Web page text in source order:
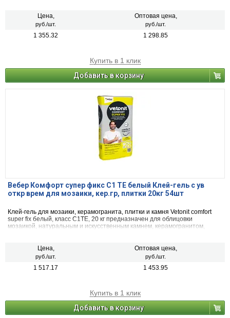
Цена,
руб./шт.
Оптовая цена,
руб./шт.
1 355.32 1 298.85
Купить в 1 клик
Добавить в корзину
Вебер Комфорт супер фикс С1 ТЕ белый Клей-гель с ув
откр врем для мозаики, кер.гр, плитки 20кг 54шт
Клей-гель для мозаики, керамогранита, плитки и камня Vetonit comfort
super fix белый, класс C1TE, 20 кг предназначен для облицовки
мозаикой, натуральным и искусственным камнем, керамогранитом,
Цена,
руб./шт.
Оптовая цена,
руб./шт.
1 517.17 1 453.95
Купить в 1 клик
Добавить в корзину